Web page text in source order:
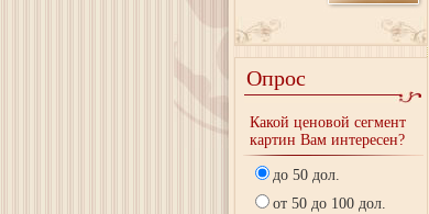
Опрос
Какой ценовой сегмент
картин Вам интересен?
до 50 дол.
от 50 до 100 дол.